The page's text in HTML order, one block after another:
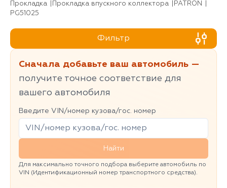
Прокладка
Прокладка впускного коллектора
PATRON
PG51025
Фильтр
Сначала добавьте ваш автомобиль —
получите точное соответствие для
вашего автомобиля
Введите VIN/номер кузова/гос. номер
Найти
Для максимально точного подбора выберите автомобиль по
VIN (Идентификационный номер транспортного средства).